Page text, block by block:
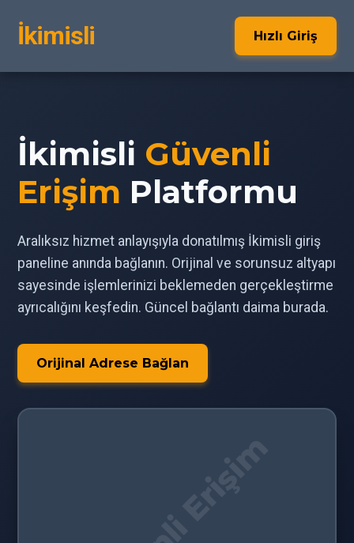
İkimisli Hızlı Giriş
İkimisli Güvenli
Erişim Platformu
Aralıksız hizmet anlayışıyla donatılmış İkimisli giriş
paneline anında bağlanın. Orijinal ve sorunsuz altyapı
sayesinde işlemlerinizi beklemeden gerçekleştirme
ayrıcalığını keşfedin. Güncel bağlantı daima burada.
Orijinal Adrese Bağlan